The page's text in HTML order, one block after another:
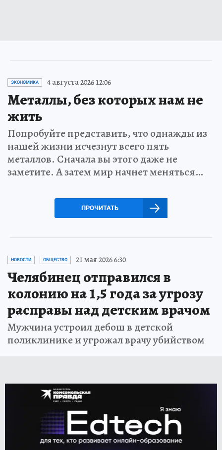
ЭКОНОМИКА 4 августа 2026 12:06
Металлы, без которых нам не
жить
Попробуйте представить, что однажды из
нашей жизни исчезнут всего пять
металлов. Сначала вы этого даже не
заметите. А затем мир начнет меняться…
ПРОЧИТАТЬ
НОВОСТИ ОБЩЕСТВО 21 мая 2026 6:30
Челябинец отправился в
колонию на 1,5 года за угрозу
расправы над детским врачом
Мужчина устроил дебош в детской
поликлинике и угрожал врачу убийством